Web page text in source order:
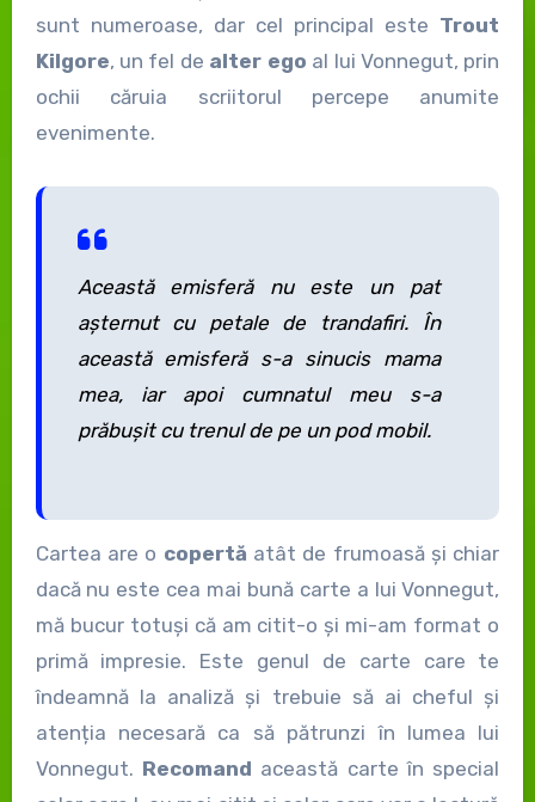
sunt numeroase, dar cel principal este Trout
Kilgore, un fel de alter ego al lui Vonnegut, prin
ochii căruia scriitorul percepe anumite
evenimente.
Această emisferă nu este un pat
așternut cu petale de trandafiri. În
această emisferă s-a sinucis mama
mea, iar apoi cumnatul meu s-a
prăbușit cu trenul de pe un pod mobil.
Cartea are o copertă atât de frumoasă și chiar
dacă nu este cea mai bună carte a lui Vonnegut,
mă bucur totuși că am citit-o și mi-am format o
primă impresie. Este genul de carte care te
îndeamnă la analiză și trebuie să ai cheful și
atenția necesară ca să pătrunzi în lumea lui
Vonnegut. Recomand această carte în special